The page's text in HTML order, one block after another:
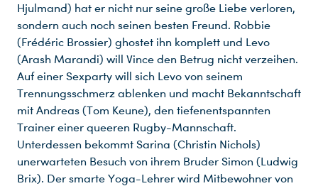
Hjulmand) hat er nicht nur seine große Liebe verloren,
sondern auch noch seinen besten Freund. Robbie
(Frédéric Brossier) ghostet ihn komplett und Levo
(Arash Marandi) will Vince den Betrug nicht verzeihen.
Auf einer Sexparty will sich Levo von seinem
Trennungsschmerz ablenken und macht Bekanntschaft
mit Andreas (Tom Keune), den tiefenentspannten
Trainer einer queeren Rugby-Mannschaft.
Unterdessen bekommt Sarina (Christin Nichols)
unerwarteten Besuch von ihrem Bruder Simon (Ludwig
Brix). Der smarte Yoga-Lehrer wird Mitbewohner von